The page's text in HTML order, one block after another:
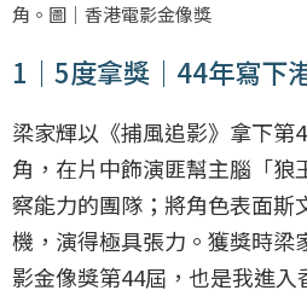
角。圖｜香港電影金像獎
1｜5度拿獎｜44年寫下
梁家輝以《捕風追影》拿下第
角，在片中飾演匪幫主腦「狼
察能力的團隊；將角色表面斯
機，演得極具張力。獲獎時梁
影金像獎第44屆，也是我進